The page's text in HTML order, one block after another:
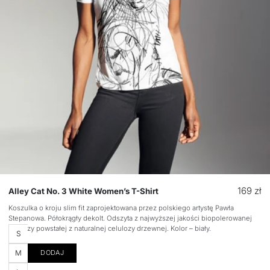
Alley Cat No. 3 White Women’s T-Shirt
Cena
169 zł
Koszulka o kroju slim fit zaprojektowana przez polskiego artystę Pawła
Stepanowa. Półokrągły dekolt. Odszyta z najwyższej jakości biopolerowanej
wiskozy powstałej z naturalnej celulozy drzewnej. Kolor – biały.
Rozmiar
S
M DODAJ